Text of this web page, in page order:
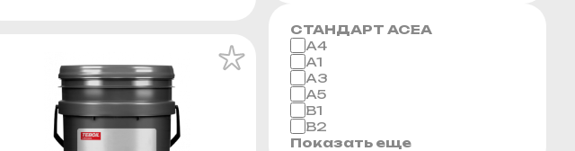
СТАНДАРТ ACEA
A4
A1
A3
A5
B1
B2
Показать еще